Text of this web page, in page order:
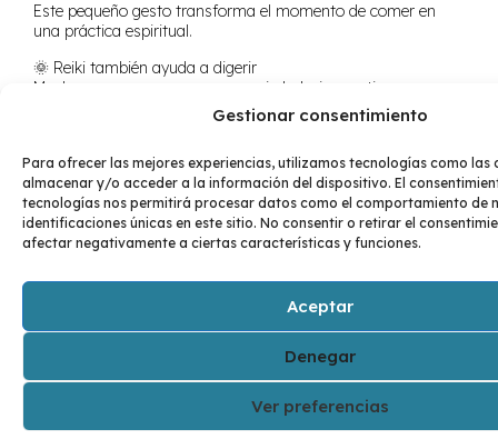
Gestionar consentimiento
Para ofrecer las mejores experiencias, utilizamos tecnologías como las
almacenar y/o acceder a la información del dispositivo. El
tecnologías nos permitirá procesar datos como el comportamiento de
identificaciones únicas en este sitio. No consentir o retirar el
afectar negativamente a ciertas características y funciones.
Aceptar
Denegar
Ver preferencias
Este pequeño gesto transforma el momento de comer en
una práctica espiritual.
🌞 Reiki también ayuda a digerir
Muchas veces comemos con ansiedad, sin masticar, o
mientras pensamos en mil cosas. Luego, vienen los
Unos minutos de Reiki en el plexo solar antes o después de
comer pueden ayudarte a:
Relajar el sistema digestivo
Conectar con la sensación de saciedad
💔 ¿Y si hay culpa, juicios o desorden alimenticio?
El Reiki puede acompañarte en la sanación de patrones
dolorosos relacionados con la alimentación.
Trabajar los chakras del vientre, el plexo y el corazón te
ayudará a escuchar tu cuerpo con más amor y menos
exigencia.